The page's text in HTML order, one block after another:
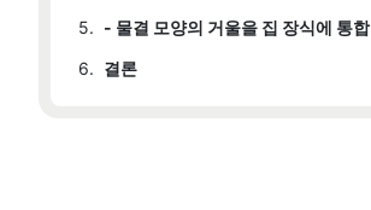
5. - 물결 모양의 거울을 집 장식에 통합
6. 결론